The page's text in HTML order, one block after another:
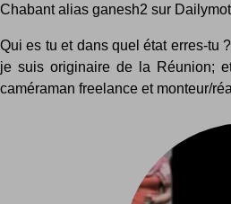
Chabant alias ganesh2 sur
Qui es tu et dans quel état erres-tu
je suis originaire de la Réunion;
caméraman freelance et monteur/